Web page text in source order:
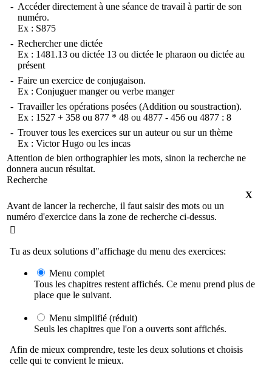
- Accéder directement à une séance de travail à partir de son
numéro.
Ex : S875
- Rechercher une dictée
Ex : 1481.13 ou dictée 13 ou dictée le pharaon ou dictée au
présent
- Faire un exercice de conjugaison.
Ex : Conjuguer mangerou verbe manger
- Travailler les opérations posées (Addition ou soustraction).
Ex : 1527 + 358 ou 877 * 48 ou 4877 - 456 ou 4877 : 8
- Trouver tous les exercices sur un auteur ou sur un thème
Ex : Victor Hugo ou les incas
Attention de bien orthographier les mots, sinon la recherche ne
donnera aucun résultat.
Recherche
X
Avant de lancer la recherche, il faut saisir des mots ou un
numéro d'exercice dans la zone de recherche ci-dessus.

Tu as deux solutions d"affichage du menu des exercices:
Menu complet
Tous les chapitres restent affichés. Ce menu prend plus de
place que le suivant.
Menu simplifié (réduit)
Seuls les chapitres que l'on a ouverts sont affichés.
Afin de mieux comprendre, teste les deux solutions et choisis
celle qui te convient le mieux.